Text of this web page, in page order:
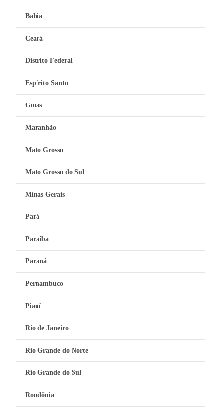
Bahia
Ceará
Distrito Federal
Espírito Santo
Goiás
Maranhão
Mato Grosso
Mato Grosso do Sul
Minas Gerais
Pará
Paraíba
Paraná
Pernambuco
Piauí
Rio de Janeiro
Rio Grande do Norte
Rio Grande do Sul
Rondônia